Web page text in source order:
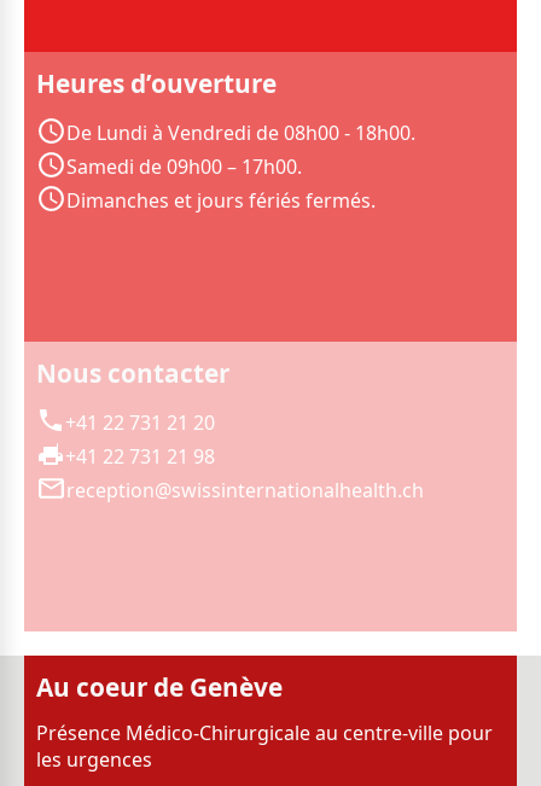
Heures d’ouverture
De Lundi à Vendredi de 08h00 - 18h00.
Samedi de 09h00 – 17h00.
Dimanches et jours fériés fermés.
Nous contacter
+41 22 731 21 20
+41 22 731 21 98
reception@swissinternationalhealth.ch
Au coeur de Genève
Présence Médico-Chirurgicale au centre-ville pour
les urgences